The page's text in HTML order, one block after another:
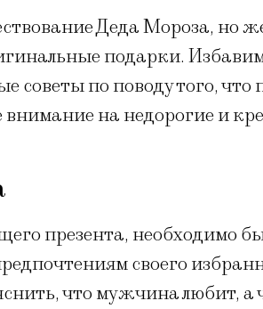
Деда Мороза, но
подарки.
советы по поводу того, что
на недорогие и
презента, необходимо
своего
что мужчина любит, а